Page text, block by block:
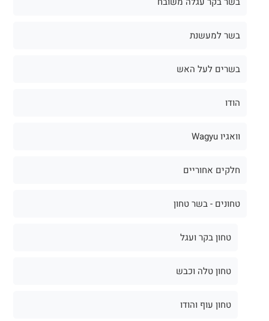
בשר למעשנת
בשרים לעל האש
הודו
וואגיו Wagyu
חלקים אחוריים
טחונים - בשר טחון
טחון בקר ועגל
טחון טלה וכבש
טחון עוף והודו